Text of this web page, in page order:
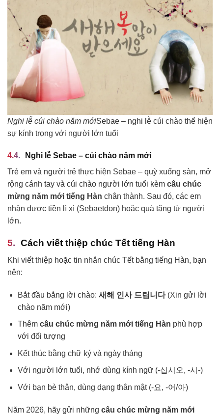
Nghi lễ cúi chào năm mớiSebae – nghi lễ cúi chào thể hiện
sự kính trọng với người lớn tuổi
Nghi lễ Sebae – cúi chào năm mới
Trẻ em và người trẻ thực hiện Sebae – quỳ xuống sàn, mở
rộng cánh tay và cúi chào người lớn tuổi kèm câu chúc
mừng năm mới tiếng Hàn chân thành. Sau đó, các em
nhận được tiền lì xì (Sebaetdon) hoặc quà tặng từ người
lớn.
Cách viết thiệp chúc Tết tiếng Hàn
Khi viết thiệp hoặc tin nhắn chúc Tết bằng tiếng Hàn, bạn
nên:
Bắt đầu bằng lời chào: 새해 인사 드립니다(Xin gửi lời
chào năm mới)
Thêm câu chúc mừng năm mới tiếng Hàn phù hợp
với đối tượng
Kết thúc bằng chữ ký và ngày tháng
Với người lớn tuổi, nhớ dùng kính ngữ (-십시오, -시-)
Với bạn bè thân, dùng dạng thân mật (-요, -어/아)
Năm 2026, hãy gửi những câu chúc mừng năm mới